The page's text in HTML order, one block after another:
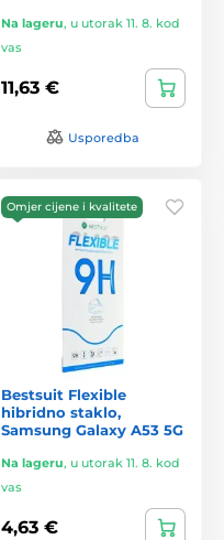
Na lageru, u utorak 11. 8. kod
vas
11,63 €
Usporedba
Omjer cijene i kvalitete
Bestsuit Flexible
hibridno staklo,
Samsung Galaxy A53 5G
Na lageru, u utorak 11. 8. kod
vas
4,63 €